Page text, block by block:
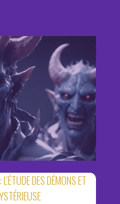
DES DÉMONS ET